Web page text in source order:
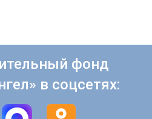
фонд
в соцсетях: